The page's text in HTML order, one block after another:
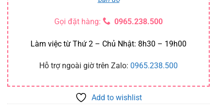
Gọi đặt hàng: 0965.238.500
Làm việc từ Thứ 2 – Chủ Nhật: 8h30 – 19h00
Hỗ trợ ngoài giờ trên Zalo: 0965.238.500
Add to wishlist